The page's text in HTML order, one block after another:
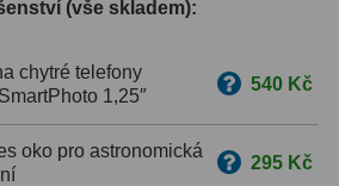
(vše skladem):
chytré telefony
1,25″
540 Kč
oko pro astronomická
295 Kč